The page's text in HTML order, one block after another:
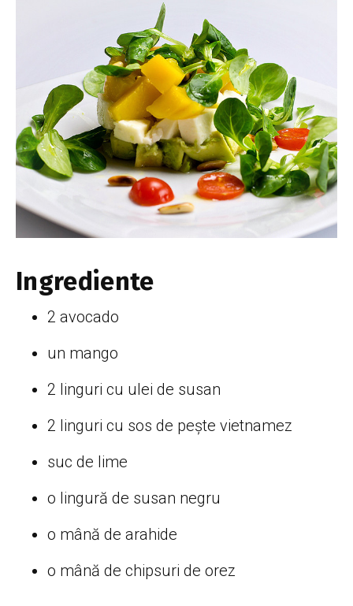
Ingrediente
2 avocado
un mango
2 linguri cu ulei de susan
2 linguri cu sos de pește vietnamez
suc de lime
o lingură de susan negru
o mână de arahide
o mână de chipsuri de orez